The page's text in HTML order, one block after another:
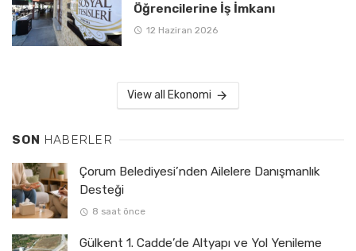
Öğrencilerine İş İmkanı
12 Haziran 2026
View all Ekonomi
SON HABERLER
Çorum Belediyesi’nden Ailelere Danışmanlık
Desteği
8 saat önce
Gülkent 1. Cadde’de Altyapı ve Yol Yenileme